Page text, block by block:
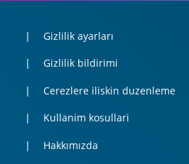
Gizlilik ayarları
Gizlilik bildirimi
Cerezlere iliskin duzenleme
Kullanim kosullari
Hakkımızda